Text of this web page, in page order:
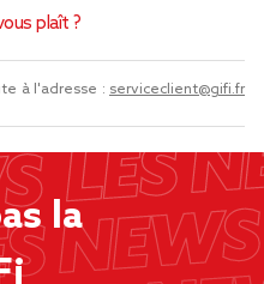
plaît ?
à l'adresse : serviceclient@gifi.fr
la